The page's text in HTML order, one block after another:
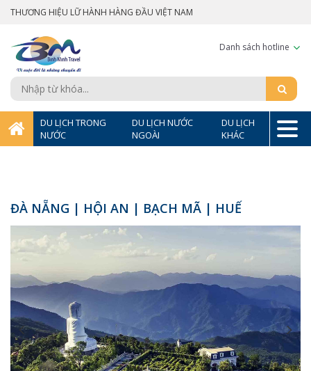
THƯƠNG HIỆU LỮ HÀNH HÀNG ĐẦU VIỆT NAM
Danh sách hotline
DU LỊCH TRONG
NƯỚC
DU LỊCH NƯỚC
NGOÀI
DU LỊCH
KHÁC
ĐÀ NẴNG | HỘI AN | BẠCH MÃ | HUẾ